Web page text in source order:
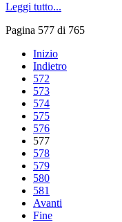
Leggi tutto...
Pagina 577 di 765
Inizio
Indietro
572
573
574
575
576
577
578
579
580
581
Avanti
Fine